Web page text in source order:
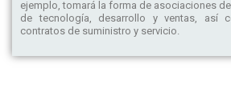
ejemplo, tomará la forma de asociaciones
de tecnología, desarrollo y ventas, así
contratos de suministro y servicio.